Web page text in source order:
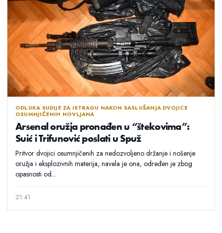
ODLUKA SUDIJE ZA ISTRAGU NAKON SASLUŠANJA DVOJICE
OSUMNJIČENIH NOVLJANA
Arsenal oružja pronađen u “štekovima”:
Suić i Trifunović poslati u Spuž
Pritvor dvojici osumnjičenih za nedozvoljeno držanje i nošenje
oružja i eksplozivnih materija, navela je ona, određen je zbog
opasnosti od...
21:41